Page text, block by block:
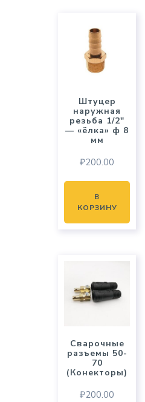
Штуцер
наружная
резьба 1/2″
— «ёлка» ф 8
мм
₽200.00
В
КОРЗИНУ
Сварочные
разъемы 50-
70
(Конекторы)
₽200.00